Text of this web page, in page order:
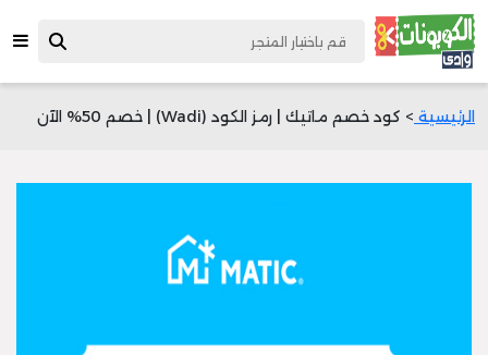
الرئيسية > كود خصم ماتيك | رمز الكود (Wadi) | خصم 50% الآن